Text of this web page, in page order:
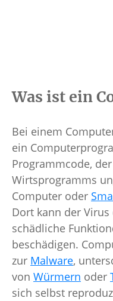
Was ist ein
Bei einem
ein
Programmcode,
Wirtsprogramms
Computer oder
Dort kann der
schädliche
beschädigen.
zur Malware,
von Würmern oder
sich selbst